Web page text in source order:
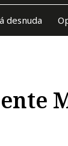
desnuda